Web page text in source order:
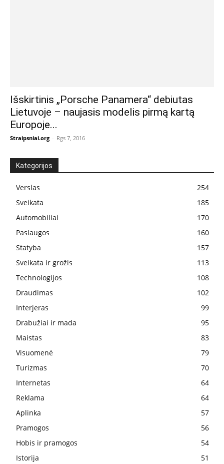
Išskirtinis „Porsche Panamera“ debiutas
Lietuvoje – naujasis modelis pirmą kartą
Europoje...
Straipsniai.org - Rgs 7, 2016
Kategorijos
Verslas
254
Sveikata
185
Automobiliai
170
Paslaugos
160
Statyba
157
Sveikata ir grožis
113
Technologijos
108
Draudimas
102
Interjeras
99
Drabužiai ir mada
95
Maistas
83
Visuomenė
79
Turizmas
70
Internetas
64
Reklama
64
Aplinka
57
Pramogos
56
Hobis ir pramogos
54
Istorija
51